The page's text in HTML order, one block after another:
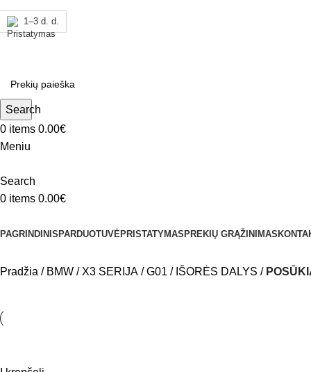
ADD ANYTHING HERE OR JUST REMOVE IT…
Search
0 items 0.00€
Meniu
Search
0 items 0.00€
PAGRINDINIS PARDUOTUVĖPRISTATYMAS PREKIŲ GRĄŽINIMAS
Pradžia BMW X3 SERIJA G01 IŠORĖS DALYS
1–3 d. d.